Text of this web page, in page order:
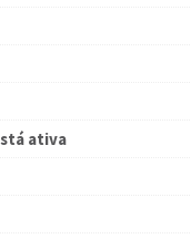
ativa